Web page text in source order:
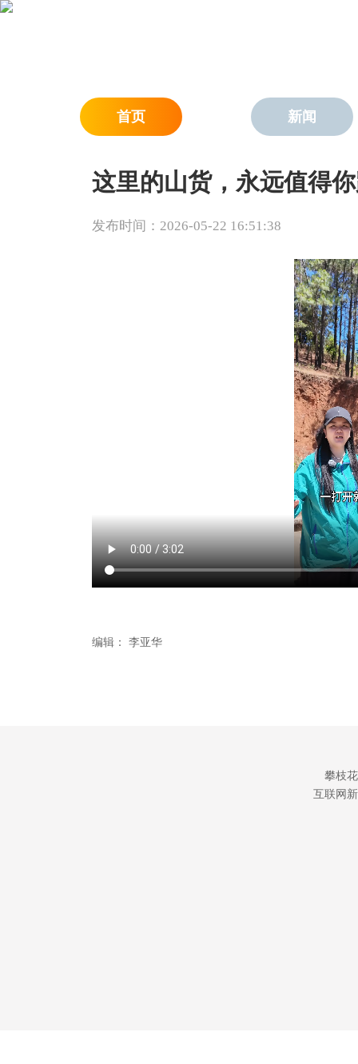
首页 新闻
这里的山货，永远值得
发布时间：2026-05-22 16:51:38
编辑： 李亚华
攀枝
互联网